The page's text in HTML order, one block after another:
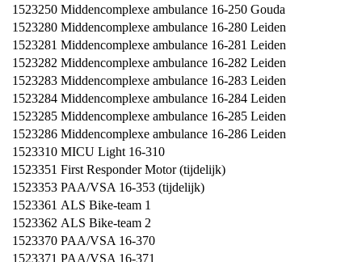
1523250 Middencomplexe ambulance 16-250 Gouda
1523280 Middencomplexe ambulance 16-280 Leiden
1523281 Middencomplexe ambulance 16-281 Leiden
1523282 Middencomplexe ambulance 16-282 Leiden
1523283 Middencomplexe ambulance 16-283 Leiden
1523284 Middencomplexe ambulance 16-284 Leiden
1523285 Middencomplexe ambulance 16-285 Leiden
1523286 Middencomplexe ambulance 16-286 Leiden
1523310 MICU Light 16-310
1523351 First Responder Motor (tijdelijk)
1523353 PAA/VSA 16-353 (tijdelijk)
1523361 ALS Bike-team 1
1523362 ALS Bike-team 2
1523370 PAA/VSA 16-370
1523371 PAA/VSA 16-371